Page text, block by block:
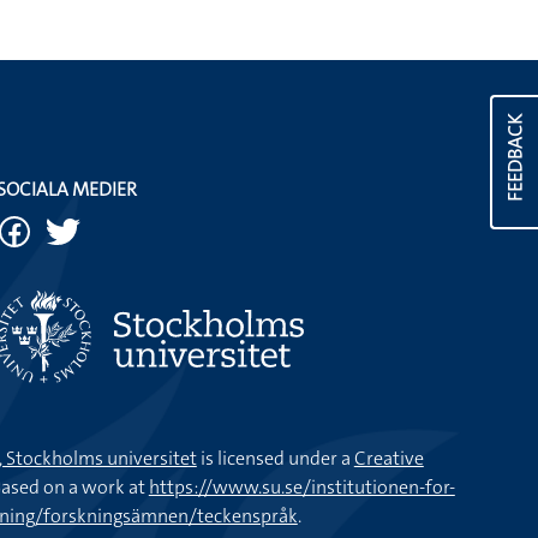
FEEDBACK
MEDIER
universitetis licensed under aCreative
on a work athttps://www.su.se/institutionen-for-
forskningsämnen/teckenspråk.